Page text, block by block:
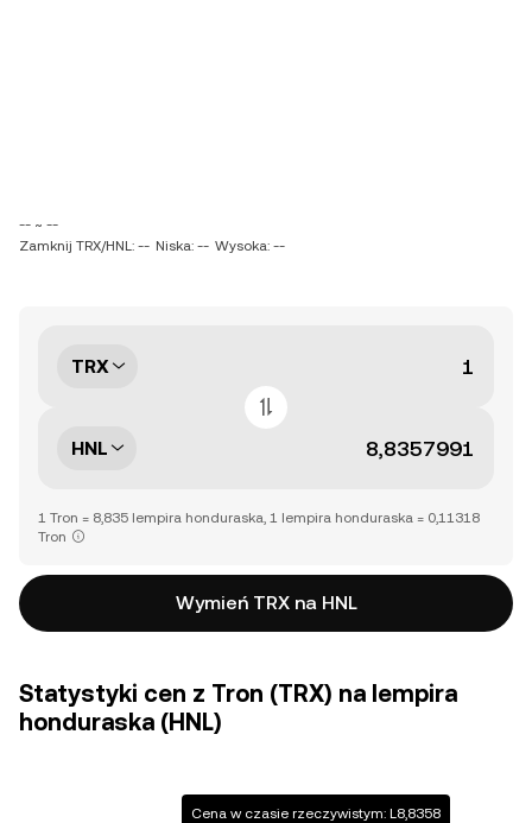
-- ~ --
Zamknij TRX/HNL: -- Niska: -- Wysoka: --
TRX
HNL
1 Tron = 8,835 lempira honduraska, 1 lempira honduraska = 0,11318
Tron
Wymień TRX na HNL
Statystyki cen z Tron (TRX) na lempira
honduraska (HNL)
Cena w czasie rzeczywistym: L8,8358